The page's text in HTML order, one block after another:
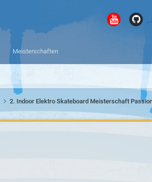
Meisterschaften
2. Indoor Elektro Skateboard Meisterschaft